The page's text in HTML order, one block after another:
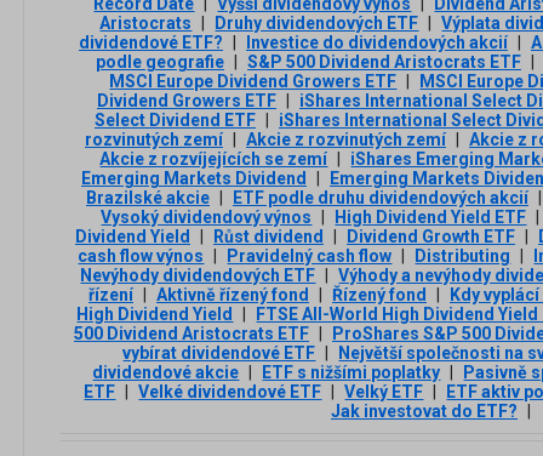
Aristocrats
Druhy dividendových ETF
Výplata
dividendové ETF?
Investice do dividendových akcií
podle geografie
S&P 500 Dividend Aristocrats ETF
MSCI Europe Dividend Growers ETF
MSCI Europe
Dividend Growers ETF
iShares International Select
Select Dividend ETF
iShares International Select
rozvinutých zemí
Akcie z rozvinutých zemí
Akcie z
Akcie z rozvíjejících se zemí
iShares Emerging
Emerging Markets Dividend
Emerging Markets
Brazilské akcie
ETF podle druhu dividendových akcií
Vysoký dividendový výnos
High Dividend Yield ETF
Dividend Yield
Růst dividend Dividend Growth ETF
cash flow výnos
Pravidelný cash flow Distributing
Nevýhody dividendových ETF
Výhody a nevýhody
řízení
Aktivně řízený fond Řízený fond
Kdy
High Dividend Yield
FTSE All-World High Dividend Yield
500 Dividend Aristocrats ETF
ProShares S&P 500
vybírat dividendové ETF
Největší společnosti na
dividendové akcie
ETF s nižšími poplatky
Pasivně
ETF
Velké dividendové ETF Velký ETF
ETF aktiv
Jak investovat do ETF?